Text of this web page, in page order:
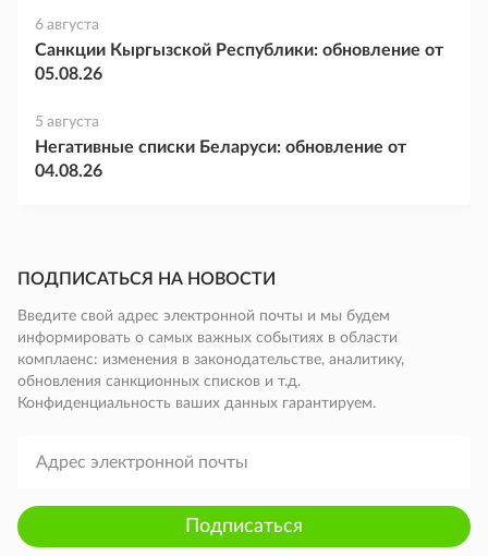
6 августа
Санкции Кыргызской Республики: обновление от
05.08.26
5 августа
Негативные списки Беларуси: обновление от
04.08.26
ПОДПИСАТЬСЯ НА НОВОСТИ
Введите свой адрес электронной почты и мы будем
информировать о самых важных событиях в области
комплаенс: изменения в законодательстве, аналитику,
обновления санкционных списков и т.д.
Конфиденциальность ваших данных гарантируем.
Подписаться